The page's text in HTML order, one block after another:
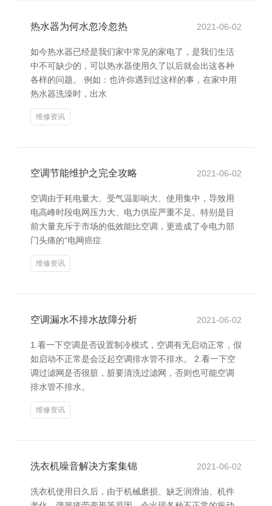
热水器为何水忽冷忽热 2021-06-02
如今热水器已经是我们家中常见的家电了，是我们生活
中不可缺少的，可以热水器使用久了以后就会出这各种
各样的问题。 例如：也许你遇到过这样的事，在家中用
热水器洗澡时，出水
维修资讯
空调节能维护之完全攻略 2021-06-02
空调由于耗电量大、受气温影响大、使用集中，导致用
电高峰时段电网压力大、电力供应严重不足。特别是目
前大量充斥于市场的低效能比空调，更造成了令电力部
门头痛的“电网癌症
维修资讯
空调漏水不排水故障分析 2021-06-02
1.看一下空调是否设置制冷模式，空调有无启动正常，假
如启动不正常是会泛起空调排水管不排水。 2.看一下空
调过滤网是否很脏，脏要清洗过滤网，否则也可能空调
排水管不排水。
维修资讯
洗衣机噪音解决方案集锦 2021-06-02
洗衣机使用日久后，由于机械磨损、缺乏润滑油、机件